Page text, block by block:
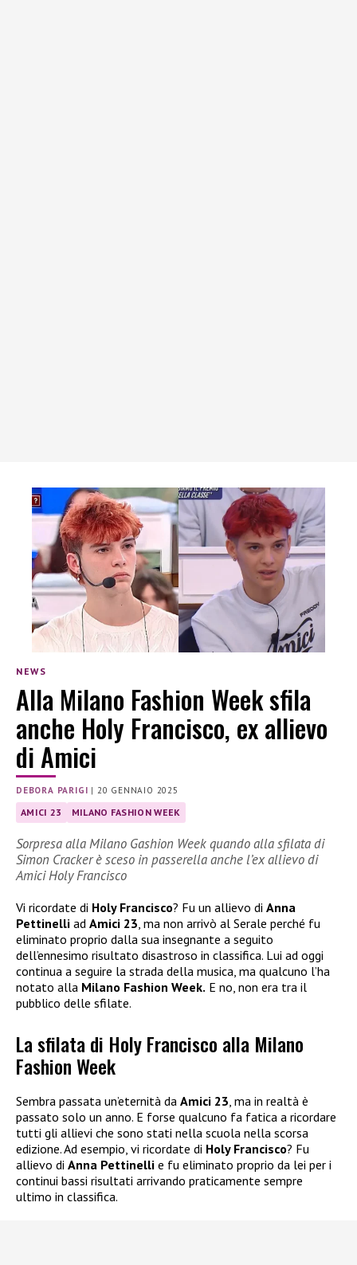
NEWS
Alla Milano Fashion Week sfila
anche Holy Francisco, ex allievo
di Amici
DEBORA PARIGI | 20 GENNAIO 2025
AMICI 23 MILANO FASHION WEEK
Sorpresa alla Milano Gashion Week quando alla sfilata di
Simon Cracker è sceso in passerella anche l’ex allievo di
Amici Holy Francisco
Vi ricordate di Holy Francisco? Fu un allievo di Anna
Pettinelli ad Amici 23, ma non arrivò al Serale perché fu
eliminato proprio dalla sua insegnante a seguito
dell’ennesimo risultato disastroso in classifica. Lui ad oggi
continua a seguire la strada della musica, ma qualcuno l’ha
notato alla Milano Fashion Week. E no, non era tra il
pubblico delle sfilate.
La sfilata di Holy Francisco alla Milano
Fashion Week
Sembra passata un’eternità da Amici 23 , ma in realtà è
passato solo un anno. E forse qualcuno fa fatica a ricordare
tutti gli allievi che sono stati nella scuola nella scorsa
edizione. Ad esempio, vi ricordate di Holy Francisco? Fu
allievo di Anna Pettinelli e fu eliminato proprio da lei per i
continui bassi risultati arrivando praticamente sempre
ultimo in classifica.